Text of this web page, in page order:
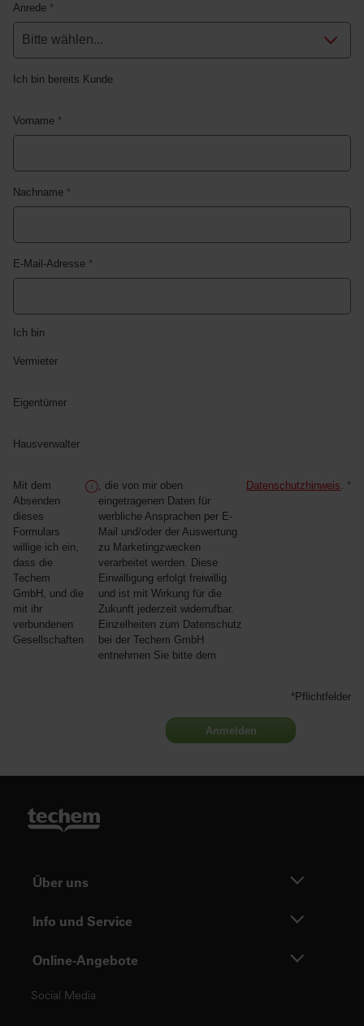
*
Anrede
Ich bin bereits Kunde
*
Vorname
*
Nachname
*
E-Mail-Adresse
Ich bin
Vermieter
Eigentümer
Hausverwalter
*
Mit dem
Absenden
dieses
Formulars
willige ich ein,
dass die
Techem
GmbH, und die
mit ihr
verbundenen
Gesellschaften
, die von mir oben
eingetragenen Daten für
werbliche Ansprachen per E-
Mail und/oder der Auswertung
zu Marketingzwecken
verarbeitet werden. Diese
Einwilligung erfolgt freiwillig
und ist mit Wirkung für die
Zukunft jederzeit widerrufbar.
Einzelheiten zum Datenschutz
bei der Techem GmbH
entnehmen Sie bitte dem
Datenschutzhinweis.
*Pflichtfelder
Anmelden
Über uns
Info und Service
Online-Angebote
Social Media